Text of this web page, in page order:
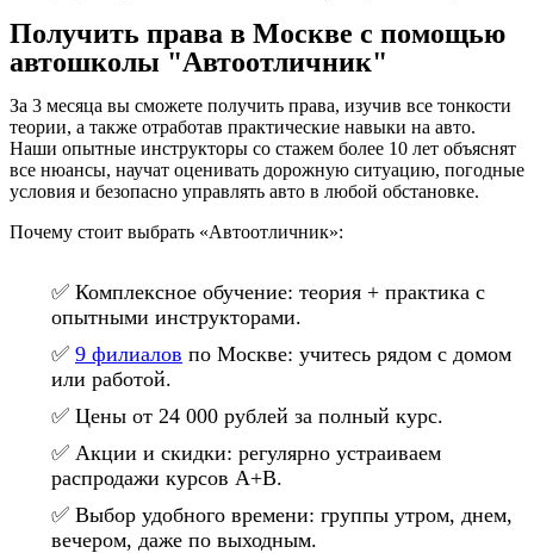
Получить права в Москве с помощью
автошколы "Автоотличник"
За 3 месяца вы сможете получить права, изучив все тонкости
теории, а также отработав практические навыки на авто.
Наши опытные инструкторы со стажем более 10 лет объяснят
все нюансы, научат оценивать дорожную ситуацию, погодные
условия и безопасно управлять авто в любой обстановке.
Почему стоит выбрать «Автоотличник»:
✅ Комплексное обучение: теория + практика с
опытными инструкторами.
✅ 9 филиалов по Москве: учитесь рядом с домом
или работой.
✅ Цены от 24 000 рублей за полный курс.
✅ Акции и скидки: регулярно устраиваем
распродажи курсов А+В.
✅ Выбор удобного времени: группы утром, днем,
вечером, даже по выходным.